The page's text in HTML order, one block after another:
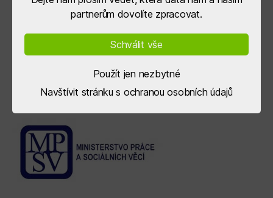
partnerům dovolíte zpracovat.
Schválit vše
Použít jen nezbytné
Navštívit stránku s ochranou osobních údajů